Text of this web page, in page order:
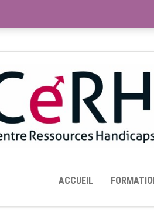
TOUTES LES RESSOURCES MISES À
ACCUEIL